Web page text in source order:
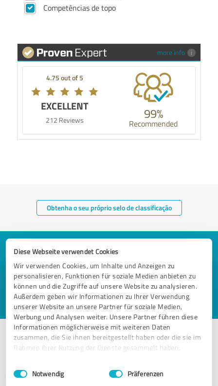
Diese Webseite verwendet Cookies
Wir verwenden Cookies, um Inhalte und Anzeigen zu
personalisieren, Funktionen für soziale Medien anbieten zu
können und die Zugriffe auf unsere Website zu analysieren.
Außerdem geben wir Informationen zu Ihrer Verwendung
unserer Website an unsere Partner für soziale Medien,
Werbung und Analysen weiter. Unsere Partner führen diese
Informationen möglicherweise mit weiteren Daten
zusammen, die Sie ihnen bereitgestellt haben oder die sie im
Rahmen Ihrer Nutzung der Dienste gesammelt haben.
Impressum Datenschutzbestimmungen
Einwilligungsauswahl
Notwendig Präferenzen
Competências de topo
more info
4.75 out of 5
EXCELLENT
212 Reviews 99%
Recommended
Obtenha o seu próprio selo de classificação
A adição do selo de classificação à nossa
loja online melhorou a nossa taxa de
conversação em mais de 23%.
Torsten Schmelzer / Talhos Schmelzer